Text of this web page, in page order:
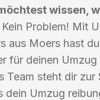
wissen,
Kein Problem! Mit
aus Moers hast
für deinen Umzug
Team steht dir zur
dein Umzug